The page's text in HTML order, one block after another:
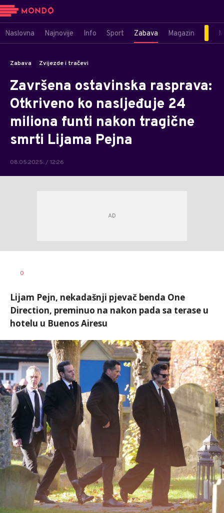
Naslovna Najnovije Info Sport Zabava Magazin
Zabava Zvijezde i tračevi
Završena ostavinska rasprava:
Otkriveno ko nasljeđuje 24
miliona funti nakon tragične
smrti Lijama Pejna
08.05.2025. / 12:26
0
Lijam Pejn, nekadašnji pjevač benda One
Direction, preminuo na nakon pada sa terase u
hotelu u Buenos Airesu